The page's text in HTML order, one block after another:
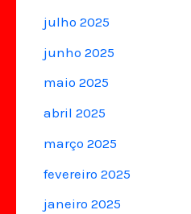
julho 2025
junho 2025
maio 2025
abril 2025
março 2025
fevereiro 2025
janeiro 2025